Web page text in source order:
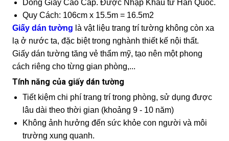
Dòng Giấy Cao Cấp. Được Nhập Khẩu từ Hàn Quốc.
Quy Cách: 106cm x 15.5m = 16.5m2
Giấy dán tường là vật liệu trang trí tường không còn xa
lạ ở nước ta, đặc biệt trong nghành thiết kế nội thất.
Giấy dán tường tăng vẻ thẩm mỹ, tạo nên một phong
cách riêng cho từng gian phòng,...
Tính năng của giấy dán tường
Tiết kiệm chi phí trang trí trong phòng, sử dụng được
lâu dài theo thời gian (khoảng 9 - 10 năm)
Không ảnh hưởng đến sức khỏe con người và môi
trường xung quanh.